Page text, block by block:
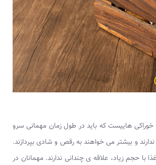
هاییست که باید در طول زمان مهمانی سرو
و بیشتر می خواهند به رقص و شادی بپردازند.
حجم زیاد، علاقه ی چندانی ندارند. مهمانان در